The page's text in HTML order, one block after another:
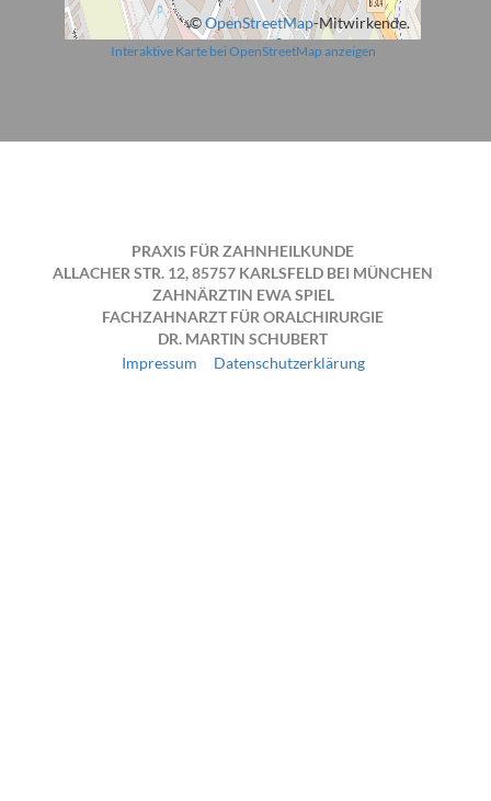
Interaktive Karte bei OpenStreetMap anzeigen
©OpenStreetMap-Mitwirkende.
PRAXIS FÜR ZAHNHEILKUNDE
ALLACHER STR. 12, 85757 KARLSFELD BEI MÜNCHEN
ZAHNÄRZTIN EWA SPIEL
FACHZAHNARZT FÜR ORALCHIRURGIE
DR. MARTIN SCHUBERT
Impressum
Datenschutzerklärung